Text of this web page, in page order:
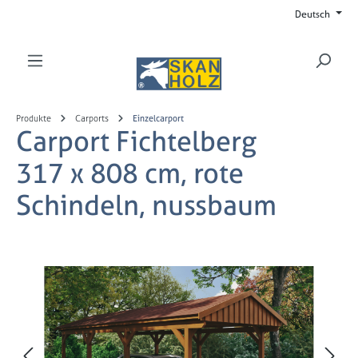
Produkte Carports Einzelcarport
Carport Fichtelberg
317 x 808 cm, rote
Schindeln, nussbaum
Bildergalerie überspringen
Deutsch